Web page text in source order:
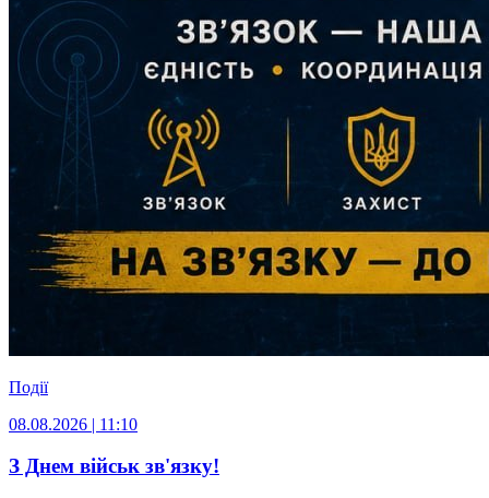
Події
08.08.2026 | 11:10
З Днем військ зв'язку!